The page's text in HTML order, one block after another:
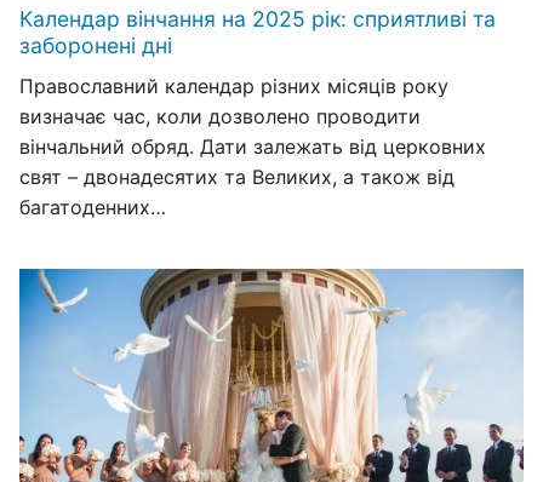
Календар вінчання на 2025 рік: сприятливі та
заборонені дні
Православний календар різних місяців року
визначає час, коли дозволено проводити
вінчальний обряд. Дати залежать від церковних
свят – двонадесятих та Великих, а також від
багатоденних…